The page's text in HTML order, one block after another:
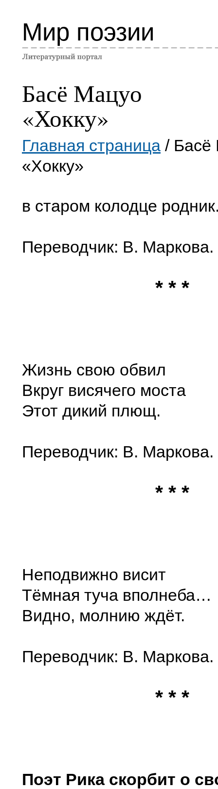
Мир поэзии
Басё Мацуо
«Хокку»
Главная страница / Басё
«Хокку»
в старом колодце
Переводчик: В. Маркова.
* * *
Жизнь свою обвил
Вкруг висячего моста
Этот дикий плющ.
Переводчик: В. Маркова.
* * *
Неподвижно висит
Тёмная туча вполнеба…
Видно, молнию ждёт.
Переводчик: В. Маркова.
* * *
Поэт Рика скорбит о